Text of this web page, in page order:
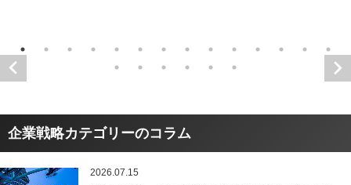
企業戦略カテゴリーのコラム
2026.07.15